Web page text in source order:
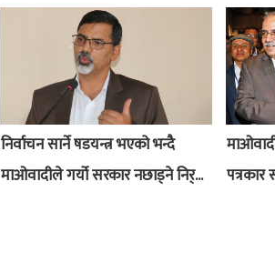
निर्वाचन सार्ने षडयन्त्र भएको भन्दै
माओवादीले गर्यो सरकार नछाड्ने निर्...
पत्रकार